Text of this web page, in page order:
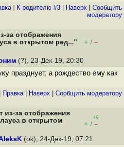
| К родителю #3 Наверх
Cообщить
модератору
за отображения
в открытом ред..."
+ / –
(?), 23-Дек-19, 20:30
празднует, а рождество ему как
Правка| Наверх Cообщить модератору
из-за отображения
в открытом
+6
+ / –
(ok), 24-Дек-19, 07:21